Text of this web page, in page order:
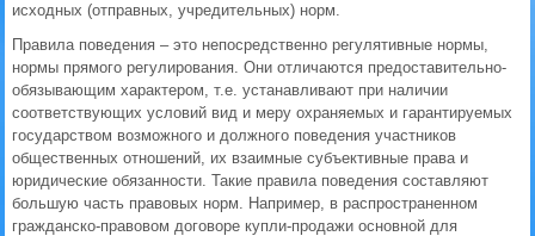
исходных (отправных, учредительных) норм.
Правила поведения – это непосредственно регулятивные нормы,
нормы прямого регулирования. Они отличаются предоставительно-
обязывающим характером, т.е. устанавливают при наличии
соответствующих условий вид и меру охраняемых и гарантируемых
государством возможного и должного поведения участников
общественных отношений, их взаимные субъективные права и
юридические обязанности. Такие правила поведения составляют
большую часть правовых норм. Например, в распространенном
гражданско-правовом договоре купли-продажи основной для